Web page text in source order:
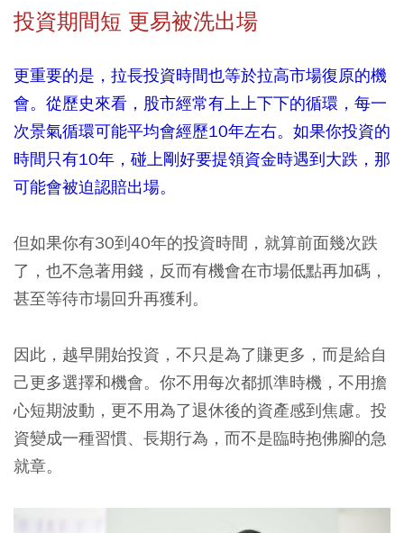
投資期間短 更易被洗出場
更重要的是，拉長投資時間也等於拉高市場復原的機
會。從歷史來看，股市經常有上上下下的循環，每一
次景氣循環可能平均會經歷10年左右。如果你投資的
時間只有10年，碰上剛好要提領資金時遇到大跌，那
可能會被迫認賠出場。
但如果你有30到40年的投資時間，就算前面幾次跌
了，也不急著用錢，反而有機會在市場低點再加碼，
甚至等待市場回升再獲利。
因此，越早開始投資，不只是為了賺更多，而是給自
己更多選擇和機會。你不用每次都抓準時機，不用擔
心短期波動，更不用為了退休後的資產感到焦慮。投
資變成一種習慣、長期行為，而不是臨時抱佛腳的急
就章。